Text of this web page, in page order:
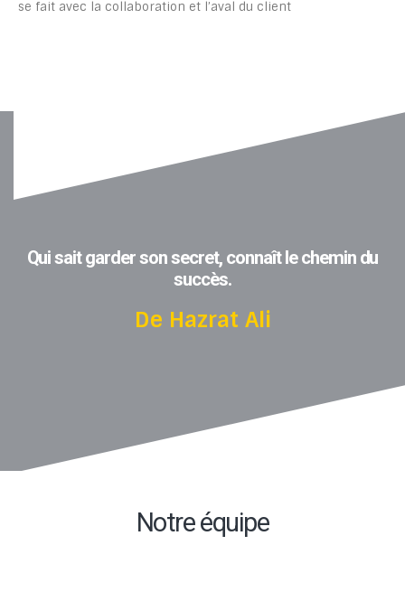
se fait avec la collaboration et l’aval du client
Qui sait garder son secret, connaît le chemin du
succès.
De Hazrat Ali
Notre équipe